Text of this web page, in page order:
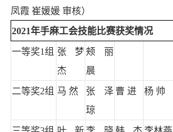
凤霞 崔媛媛 审核）
2021年手麻工会技能比赛获奖情况
一等奖1组 张梦
杰
颊丽
晨
二等奖2组 马 然
张泽
琼
曹 进 杨 帅